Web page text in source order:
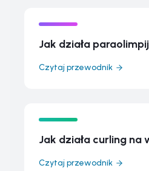
Jak działa
Czytaj przewodnik
Jak działa curling na
Czytaj przewodnik